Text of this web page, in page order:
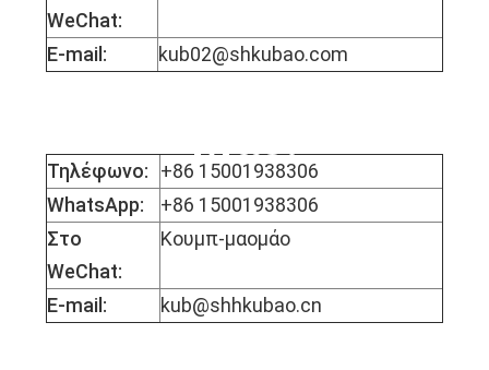
WeChat:
E-mail: kub02@shkubao.com
Τηλέφωνο:
+86 15001938306
WhatsApp:
+86 15001938306
Στο
WeChat:
Κουμπ-μαομάο
E-mail: kub@shhkubao.cn